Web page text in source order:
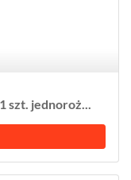
szt. jednoroż...